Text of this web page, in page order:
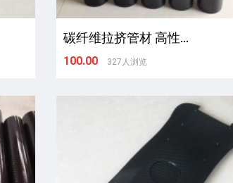
碳纤维拉挤管材 高性...
100.00 327人浏览